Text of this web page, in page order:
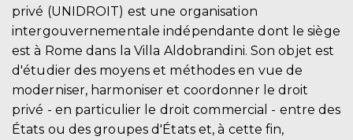
privé (UNIDROIT) est une organisation
intergouvernementale indépendante dont le siège
est à Rome dans la Villa Aldobrandini. Son objet est
d'étudier des moyens et méthodes en vue de
moderniser, harmoniser et coordonner le droit
privé - en particulier le droit commercial - entre des
États ou des groupes d'États et, à cette fin,